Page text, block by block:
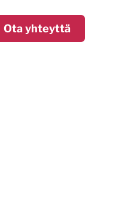
Ota yhteyttä